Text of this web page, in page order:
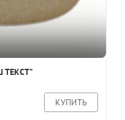
ТЕКСТ"
КУПИТЬ